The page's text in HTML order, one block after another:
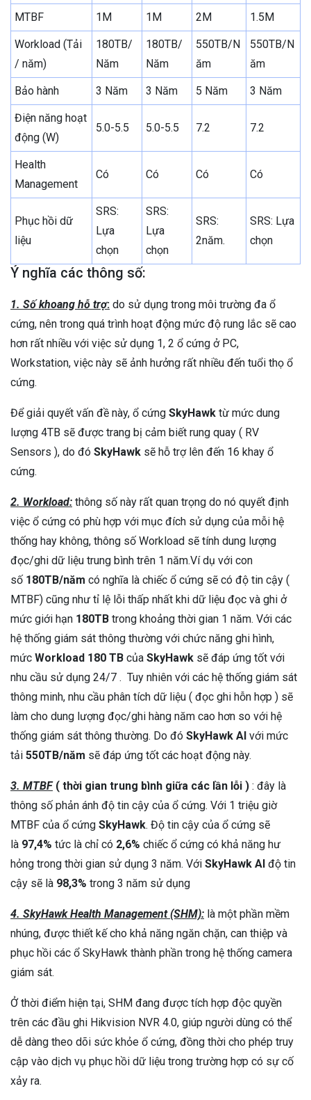
MTBF 1M 1M 2M 1.5M
Workload (Tải
/ năm)
180TB/
Năm
180TB/
Năm
550TB/N
ăm
550TB/N
ăm
Bảo hành 3 Năm 3 Năm 5 Năm 3 Năm
Điện năng hoạt
động (W)
5.0-5.5 5.0-5.5 7.2 7.2
Health
Management
Có Có Có Có
Phục hồi dữ
liệu
SRS:
Lựa
chọn
SRS:
Lựa
chọn
SRS:
2năm.
SRS: Lựa
chọn
Ý nghĩa các thông số:
1. Số khoang hỗ trợ: do sử dụng trong môi trường đa ổ
cứng, nên trong quá trình hoạt động mức độ rung lắc sẽ cao
hơn rất nhiều với việc sử dụng 1, 2 ổ cứng ở PC,
Workstation, việc này sẽ ảnh hưởng rất nhiều đến tuổi thọ ổ
cứng.
Để giải quyết vấn đề này, ổ cứng SkyHawk từ mức dung
lượng 4TB sẽ được trang bị cảm biết rung quay ( RV
Sensors ), do đó SkyHawk sẽ hỗ trợ lên đến 16 khay ổ
cứng.
2. Workload: thông số này rất quan trọng do nó quyết định
việc ổ cứng có phù hợp với mục đích sử dụng của mỗi hệ
thống hay không, thông số Workload sẽ tính dung lượng
đọc/ghi dữ liệu trung bình trên 1 năm.Ví dụ với con
số 180TB/năm có nghĩa là chiếc ổ cứng sẽ có độ tin cậy (
MTBF) cũng như tỉ lệ lỗi thấp nhất khi dữ liệu đọc và ghi ở
mức giới hạn 180TB trong khoảng thời gian 1 năm. Với các
hệ thống giám sát thông thường với chức năng ghi hình,
mức Workload 180 TB của SkyHawk sẽ đáp ứng tốt với
nhu cầu sử dụng 24/7 . Tuy nhiên với các hệ thống giám sát
thông minh, nhu cầu phân tích dữ liệu ( đọc ghi hỗn hợp ) sẽ
làm cho dung lượng đọc/ghi hàng năm cao hơn so với hệ
thống giám sát thông thường. Do đó SkyHawk AI với mức
tải 550TB/năm sẽ đáp ứng tốt các hoạt động này.
3. MTBF( thời gian trung bình giữa các lần lỗi ) : đây là
thông số phản ánh độ tin cậy của ổ cứng. Với 1 triệu giờ
MTBF của ổ cứng SkyHawk. Độ tin cậy của ổ cứng sẽ
là 97,4% tức là chỉ có 2,6% chiếc ổ cứng có khả năng hư
hỏng trong thời gian sử dụng 3 năm. Với SkyHawk AI độ tin
cậy sẽ là 98,3% trong 3 năm sử dụng
4. SkyHawk Health Management (SHM): là một phần mềm
nhúng, được thiết kế cho khả năng ngăn chặn, can thiệp và
phục hồi các ổ SkyHawk thành phần trong hệ thống camera
giám sát.
Ở thời điểm hiện tại, SHM đang được tích hợp độc quyền
trên các đầu ghi Hikvision NVR 4.0, giúp người dùng có thể
dễ dàng theo dõi sức khỏe ổ cứng, đồng thời cho phép truy
cập vào dịch vụ phục hồi dữ liệu trong trường hợp có sự cố
xảy ra.